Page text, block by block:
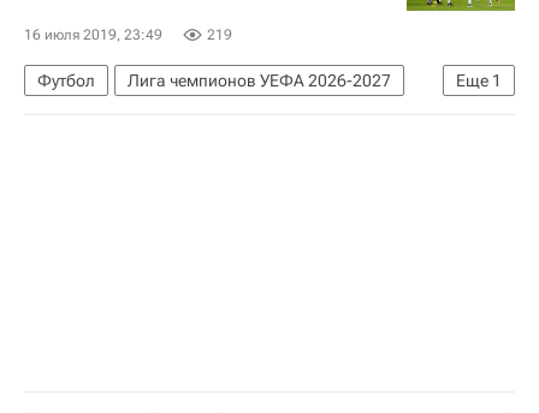
16 июля 2019, 23:49 219
Еще 1
Футбол
Лига чемпионов УЕФА 2026-2027
Црвена Звезда